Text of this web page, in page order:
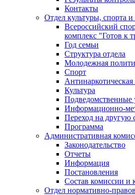
Контакты
Отдел культуры, спорта
Всероссийский
комплекс "Готов к
Год семьи
Структура отдела
Молодежная
Спорт
Культура
Подведомственные
Информационно-
Переход на другую
Программа
Административная
Законодательство
Отчеты
Информация
Постановления
Состав комиссии и
Отдел нормативно-